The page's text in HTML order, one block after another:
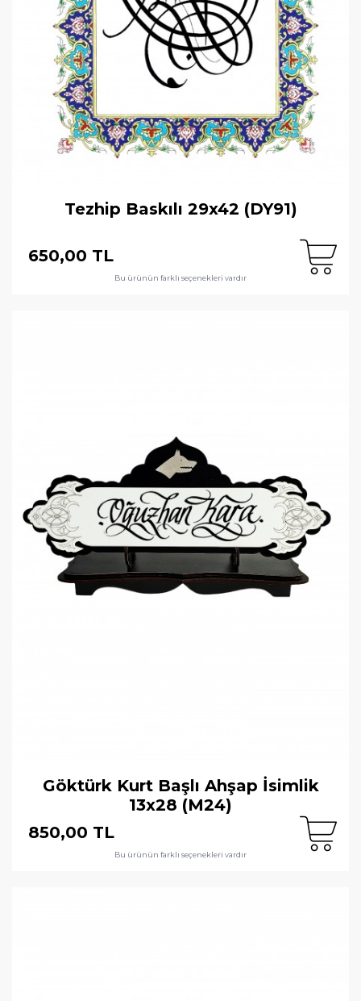
Tezhip Baskılı 29x42 (DY91)
650,00 TL
Bu ürünün farklı seçenekleri vardır
Göktürk Kurt Başlı Ahşap İsimlik
13x28 (M24)
850,00 TL
Bu ürünün farklı seçenekleri vardır